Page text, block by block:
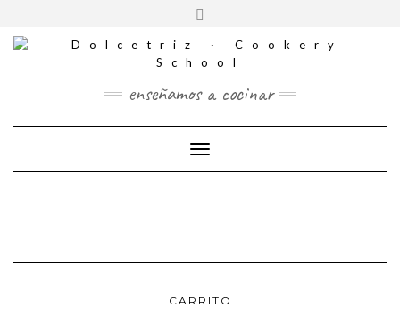
contenido
CONTACTO
SOCIALEScabecera
enseñamos a cocinar
Cambiar modo de navegación
CARRITO